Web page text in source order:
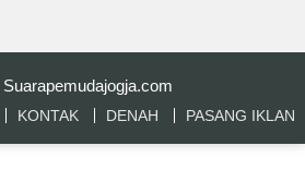
Suarapemudajogja.com
KONTAK DENAH PASANG IKLAN